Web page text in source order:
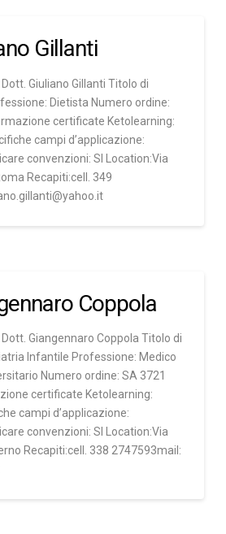
Gillanti
Giuliano Gillanti Titolo di
Dietista Numero ordine:
certificate Ketolearning:
campi d’applicazione:
convenzioni: SI Location:Via
Recapiti:cell. 349
Coppola
Giangennaro Coppola Titolo di
Infantile Professione: Medico
Numero ordine: SA 3721
certificate Ketolearning:
campi d’applicazione:
convenzioni: SI Location:Via
Recapiti:cell. 338 2747593mail: